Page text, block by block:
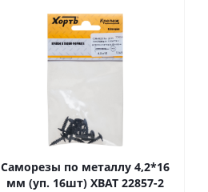
Саморезы по металлу 4,2*16
мм (уп. 16шт) ХВАТ 22857-2